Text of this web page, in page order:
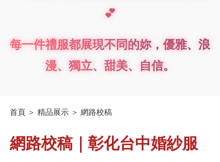
💕
每一件禮服都展現不同的妳，優雅、浪
漫、獨立、甜美、自信。
首頁 ＞ 精品展示 ＞ 網路校稿
網路校稿｜彰化台中婚紗服